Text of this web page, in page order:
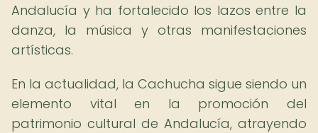
Andalucía y ha fortalecido los lazos entre la
danza, la música y otras manifestaciones
artísticas.
En la actualidad, la Cachucha sigue siendo un
elemento vital en la promoción del
patrimonio cultural de Andalucía, atrayendo